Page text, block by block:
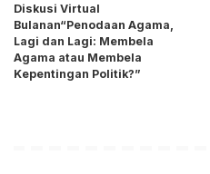
Diskusi Virtual
Bulanan“Penodaan Agama,
Lagi dan Lagi: Membela
Agama atau Membela
Kepentingan Politik?”